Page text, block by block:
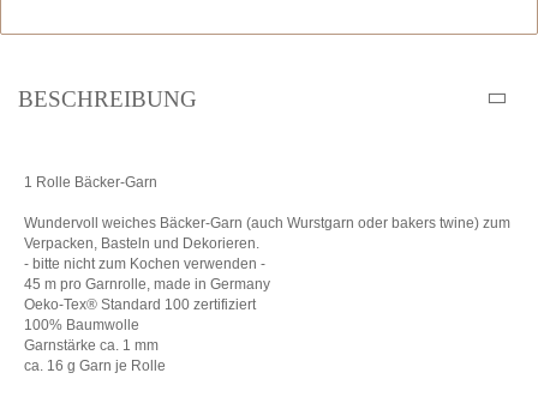
BESCHREIBUNG
1 Rolle Bäcker-Garn
Wundervoll weiches Bäcker-Garn (auch Wurstgarn oder bakers twine) zum
Verpacken, Basteln und Dekorieren.
- bitte nicht zum Kochen verwenden -
45 m pro Garnrolle, made in Germany
Oeko-Tex® Standard 100 zertifiziert
100% Baumwolle
Garnstärke ca. 1 mm
ca. 16 g Garn je Rolle